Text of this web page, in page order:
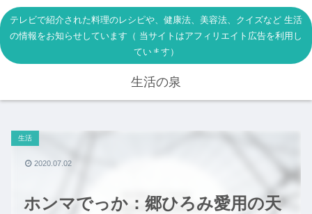
テレビで紹介された料理のレシピや、健康法、美容法、クイズなど 生活
の情報をお知らせしています（ 当サイトはアフィリエイト広告を利用し
ています）
生活の泉
ホンマでっか：郷ひろみ愛用の天
生活
2020.07.02